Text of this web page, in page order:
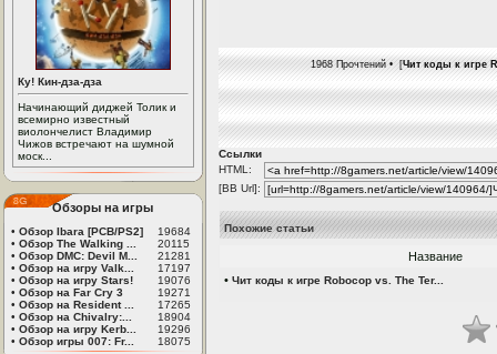
Ку! Кин-дза-дза
Начинающий диджей Толик и
всемирно известный
виолончелист Владимир
Чижов встречают на шумной
моск...
Обзоры на игры
• Обзор Ibara [PCB/PS2]
19684
• Обзор The Walking ...
20115
• Обзор DMC: Devil M...
21281
• Обзор на игру Valk...
17197
• Обзор на игру Stars!
19076
• Обзор на Far Cry 3
19271
• Обзор на Resident ...
17265
• Обзор на Chivalry:...
18904
• Обзор на игру Kerb...
19296
• Обзор игры 007: Fr... 18075
1968 Прочтений • [Чит коды к игре
Ссылки
HTML:
[BB Url]:
Похожие статьи
Название
• Чит коды к игре Robocop vs. The Ter...